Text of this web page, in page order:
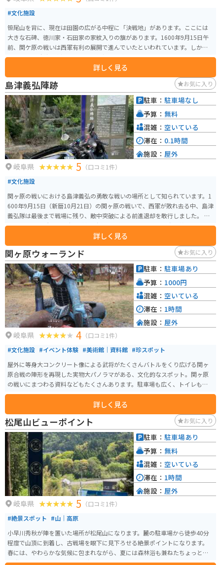
#文化施設
笹尾山を背に、現在は田園の広がる中程に「決戦地」があります。ここには
大きな石碑、徳川家・石田家の家紋入りの旗があります。1600年9月15日午
前、関ケ原の戦いは西軍有利の展開で進んでいたといわれています。しか
し、小早川秀秋の寝返りによって状況は一変します。これによって、一気に東
軍が優勢となり、奮闘むなしく西軍は敗北します。 そしてこの決戦地は、東
軍諸隊が三成の首級を狙って、最大級の激戦が繰り広げられた場所といわれ
ています。この地で激戦が繰り広げられていたのかと思うと、現在はのどか
なこの風景も全く見え方が変わってきます。
詳しく見る
島津義弘陣跡 お気に入り
岐阜県 5 （口コミ1件）
#文化施設
関ヶ原の戦いにおける島津義弘の勇敢な戦いの場所として知られています。1
600年9月15日（新暦10月21日）の関ヶ原の戦いで、西軍が敗れ去る中、島津
義弘隊は最後まで戦場に残り、敵中突破による前進退却を敢行しました。 こ
の歴史的な場所は、多大な犠牲を払いながらも勇敢に戦った島津義弘とその
部隊の記憶を今に伝えています。日本の歴史の一端を感じ取ることができ、特
に歴史好きの人にはオススメの観光地となっています。
詳しく見る
駐車： 駐車場なし
予算： 無料
混雑： 空いている
滞在： 0.1時間
施設： 屋外
関ヶ原ウォーランド お気に入り
岐阜県 4 （口コミ1件）
#文化施設 #イベント体験 #美術館｜資料館 #珍スポット
屋外に等身大コンクリート像による武将がたくさんバトルをくり広げる関ヶ
原合戦の陣形を再現した実物大パノラマがある、文化的なスポット。関ヶ原
の戦いにまつわる資料などもたくさんあります。駐車場も広く、トイレもた
くさんあります。
詳しく見る
駐車： 駐車場あり
予算： 1000円
混雑： 空いている
滞在： 1時間
施設： 屋外
松尾山ビューポイント お気に入り
岐阜県 5 （口コミ1件）
#絶景スポット #山｜高原
小早川秀秋が陣を置いた場所が松尾山になります。麓の駐車場から徒歩40分
程度で山頂に到着し、古戦場を眼下に見下ろせる絶景ポイントになります。
春には、やわらかな気候に包まれながら、夏には森林浴も兼ねたちょっとし
た登山気分を味わいながら、秋であれば色づいた木々とさわやかな風の中、
駐車： 駐車場あり
予算： 無料
混雑： 空いている
滞在： 1時間
施設： 屋外